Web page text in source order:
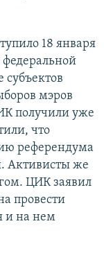
18 января
федеральной
мэров
получили уже
что
референдума
Активисты же
ЦИК заявил
провести
и на нем